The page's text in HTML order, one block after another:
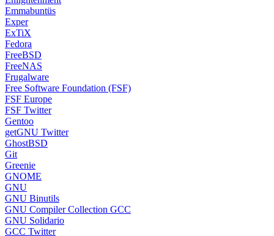
Emmabuntüs
Exper
ExTiX
Fedora
FreeBSD
FreeNAS
Frugalware
Free Software Foundation (FSF)
FSF Europe
FSF Twitter
Gentoo
getGNU Twitter
GhostBSD
Git
Greenie
GNOME
GNU
GNU Binutils
GNU Compiler Collection GCC
GNU Solidario
GCC Twitter